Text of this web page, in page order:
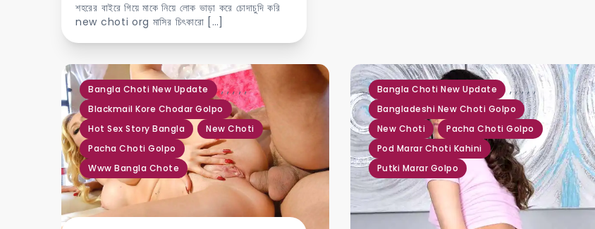
শহরের বাইরে গিয়ে মাকে নিয়ে লোক ভাড়া করে চোদাচুদি করি
new choti org মাসির চিৎকারো […]
Bangla Choti New Update ,
Blackmail Kore Chodar Golpo
,
Hot Sex Story Bangla
,
New Choti
,
Pacha Choti Golpo
,
Www Bangla Chote
Bangla Choti New Update ,
Bangladeshi New Choti Golpo
,
New Choti
,
Pacha Choti Golpo
,
Pod Marar Choti Kahini
,
Putki Marar Golpo